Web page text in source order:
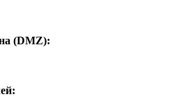
(DMZ):